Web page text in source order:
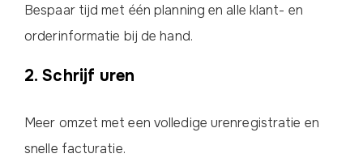
Bespaar tijd met één planning en alle klant- en
orderinformatie bij de hand.
2. Schrijf uren
Meer omzet met een volledige urenregistratie en
snelle facturatie.